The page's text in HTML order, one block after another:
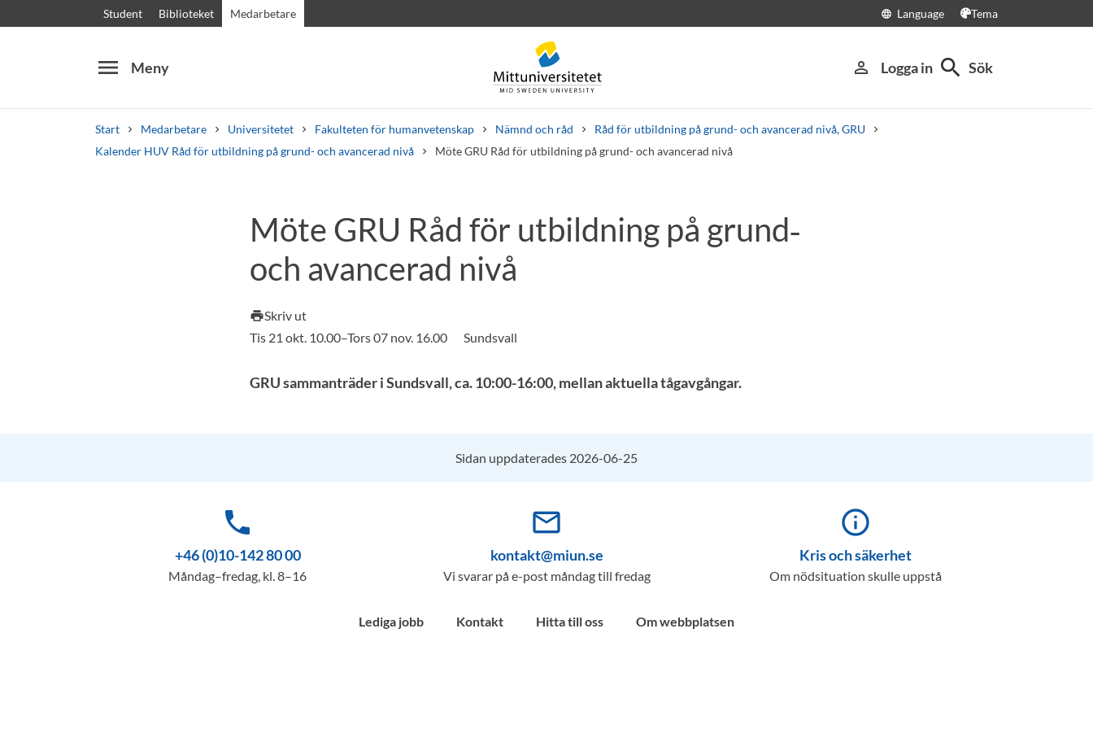
Student Biblioteket Medarbetare language Language Tema
menu Meny person_outline Logga in search Sök
Start Medarbetare Universitetet Fakulteten för humanvetenskap Nämnd och råd
Råd för utbildning på grund- och avancerad nivå, GRU
Kalender HUV Råd för utbildning på grund- och avancerad nivå
Möte GRU Råd för utbildning på grund- och avancerad nivå
Kursplaner VälkomstbrevPersonal Lediga jobb
Möte GRU Råd för utbildning på grund‑
och avancerad nivå
printSkriv ut
Tis 21 okt. 10.00–Tors 07 nov. 16.00
Sundsvall
GRU sammanträder i Sundsvall, ca. 10:00-16:00, mellan aktuella tågavgångar.
Sidan uppdaterades 2026-06-25
phone
+46 (0)10-142 80 00
Måndag–fredag, kl. 8–16
mail_outline
kontakt@miun.se
Vi svarar på e-post måndag till fredag
info_outline
Kris och säkerhet
Om nödsituation skulle uppstå
Lediga jobb Kontakt Hitta till oss Om webbplatsen